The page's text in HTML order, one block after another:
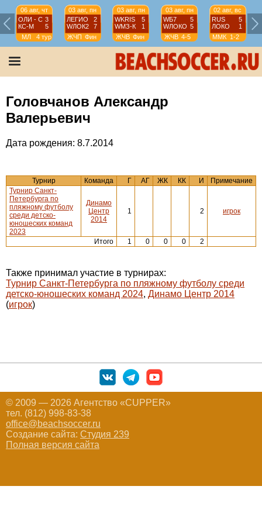
06 авг, чт
ОЛИ - С 3
КС-М
5
МЛ
4 тур
03 авг, пн
ЛЕГИО
2
WЛОК2
7
ЖЧП Фин
03 авг, пн
WKRIS
5
WМЗ-К
1
ЖЧВ Фин
03 авг, пн
WБ7
5
WЛОКО 5
ЖЧВ 4-5
02 авг, вс
RUS
5
ЛОКО
1
ММК 1-2
Головчанов Александр
Валерьевич
Дата рождения: 8.7.2014
Турнир Команда Г АГ ЖК КК И
Примечание
Турнир Санкт-
Петербурга по
пляжному футболу
среди детско-
юношеских команд
2023
Динамо
Центр
2014
1 2 игрок
Итого 1 0 0 0 2
Также принимал участие в турнирах:
Турнир Санкт-Петербурга по пляжному футболу среди
детско-юношеских команд 2024, Динамо Центр 2014
(игрок)
© 2009 — 2026 Агентство «CUPPER»
тел. (812) 998-83-38
office@beachsoccer.ru
Создание сайта: Студия 239
Полная версия сайта